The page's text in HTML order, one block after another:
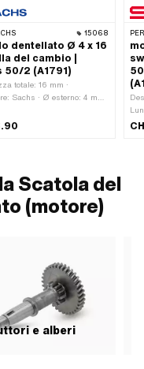
15068
dentellato Ø 4 x 16
del cambio |
50/2 (A1791)
totale: 16 mm ·
Sachs · Ø esterno: 4 mm
0249 046 000
Scatola del
(motore)
e alberi